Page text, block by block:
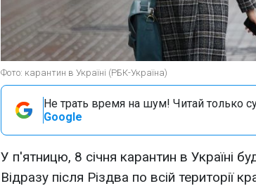
Фото: карантин в Україні (РБК-Україна)
Не трать время на шум! Читай только
Google
У п'ятницю, 8 січня карантин в Україні
Відразу після Різдва по всій території